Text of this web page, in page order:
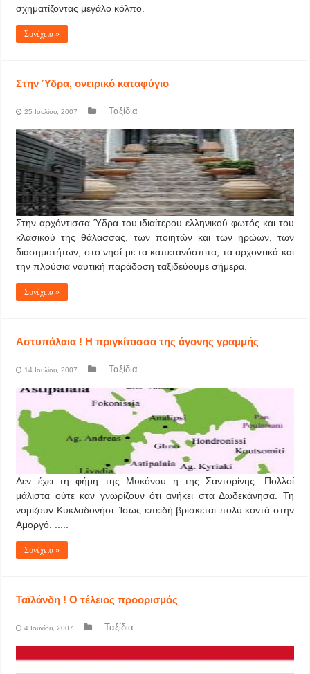
σχηματίζοντας μεγάλο κόλπο.
Συνέχεια »
Στην Ύδρα, ονειρικό καταφύγιο
25 Ιουλίου, 2007 Ταξίδια
Στην αρχόντισσα Ύδρα του ιδιαίτερου ελληνικού φωτός και του
κλασικού της θάλασσας, των ποιητών και των ηρώων, των
διασημοτήτων, στο νησί με τα καπετανόσπιτα, τα αρχοντικά και
την πλούσια ναυτική παράδοση ταξιδεύουμε σήμερα.
Συνέχεια »
Αστυπάλαια ! Η πριγκίπισσα της άγονης γραμμής
14 Ιουλίου, 2007 Ταξίδια
Δεν έχει τη φήμη της Μυκόνου η της Σαντορίνης. Πολλοί
μάλιστα ούτε καν γνωρίζουν ότι ανήκει στα Δωδεκάνησα. Τη
νομίζουν Κυκλαδονήσι. Ίσως επειδή βρίσκεται πολύ κοντά στην
Αμοργό. .....
Συνέχεια »
Ταϊλάνδη ! Ο τέλειος προορισμός
4 Ιουνίου, 2007 Ταξίδια